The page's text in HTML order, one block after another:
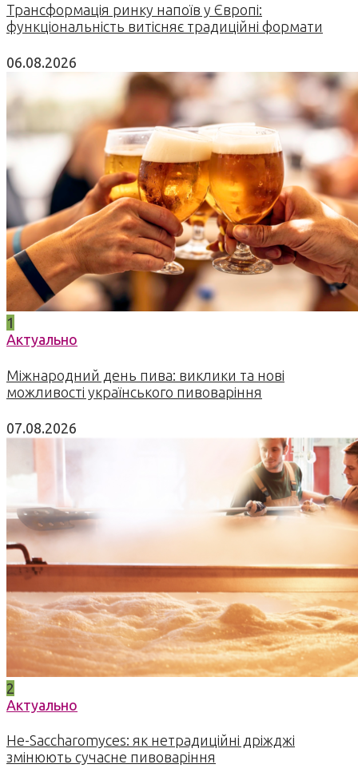
Трансформація ринку напоїв у Європі:
функціональність витісняє традиційні формати
06.08.2026
1
Актуально
Міжнародний день пива: виклики та нові
можливості українського пивоваріння
07.08.2026
2
Актуально
Не-Saccharomyces: як нетрадиційні дріжджі
змінюють сучасне пивоваріння